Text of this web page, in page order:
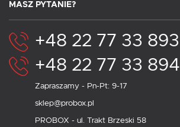
MASZ PYTANIE?
+48 22 77 33 893
+48 22 77 33 894
Zapraszamy - Pn-Pt: 9-17
sklep@probox.pl
PROBOX - ul. Trakt Brzeski 58